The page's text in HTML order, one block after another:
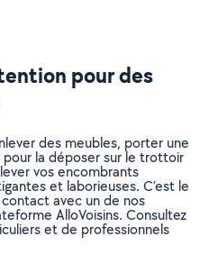
pour des
des meubles, porter une
pour la déposer sur le trottoir
vos encombrants
et laborieuses. C’est le
avec un de nos
AlloVoisins. Consultez
et de professionnels